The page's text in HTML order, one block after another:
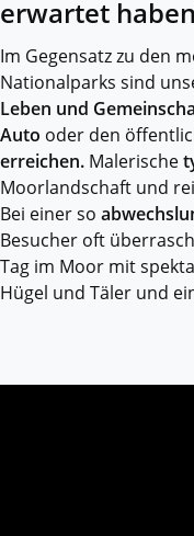
erwartet
Im Gegensatz zu den
Nationalparks sind
Leben und
Auto oder den
erreichen. Malerische
Moorlandschaft und
Bei einer so
Besucher oft
Tag im Moor mit
Hügel und Täler und